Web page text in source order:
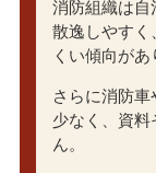
消防組織は自
散逸しやすく
くい傾向があ
さらに消防
少なく、資
ん。